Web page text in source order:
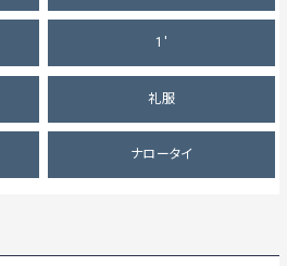
1'
礼服
ナロータイ